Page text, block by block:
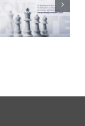
CCPCR
Informa